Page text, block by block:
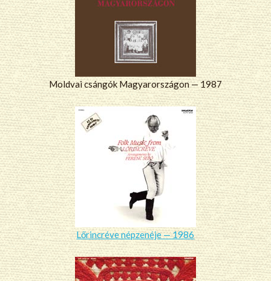
Moldvai csángók Magyarországon — 1987
Lőrincréve népzenéje — 1986